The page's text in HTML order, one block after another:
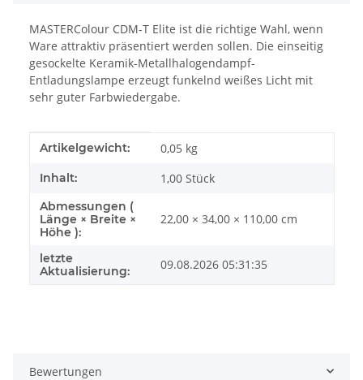
MASTERColour CDM-T Elite ist die richtige Wahl, wenn
Ware attraktiv präsentiert werden sollen. Die einseitig
gesockelte Keramik-Metallhalogendampf-
Entladungslampe erzeugt funkelnd weißes Licht mit
sehr guter Farbwiedergabe.
Produkteigenschaft
Wert
Artikelgewicht: 0,05 kg
Inhalt: 1,00 Stück
Abmessungen (
Länge × Breite ×
Höhe ):
22,00 × 34,00 × 110,00 cm
letzte
Aktualisierung:
09.08.2026 05:31:35
Bewertungen